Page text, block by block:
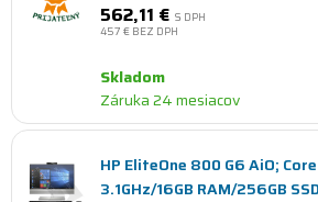
562,11 € S DPH
457 € BEZ DPH
Skladom
Záruka 24 mesiacov
HP EliteOne 800 G6 AiO;
3.1GHz/16GB RAM/256GB